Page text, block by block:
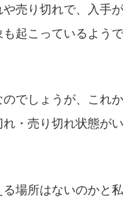
売り切れで、入手
も起こっているようで
でしょうが、これ
・売り切れ状態が
場所はないのかと